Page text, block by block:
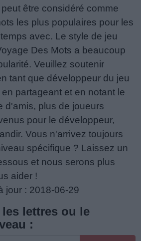
être considéré comme
les plus populaires pour les
avec. Le style de jeu
Des Mots a beaucoup
Veuillez soutenir
tant que développeur du jeu
partageant et en notant le
d'amis, plus de joueurs
pour le développeur,
Vous n'arrivez toujours
spécifique ? Laissez un
et nous serons plus
aider !
jour : 2018-06-29
lettres ou le
: